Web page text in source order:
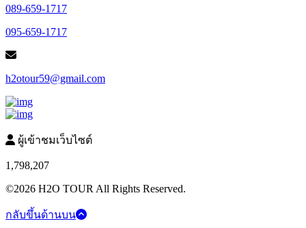
089-659-1717
095-659-1717
h2otour59@gmail.com
ผู้เข้าชมเว็บไซต์
1,798,207
©2026 H2O TOUR All Rights Reserved.
กลับขึ้นด้านบน